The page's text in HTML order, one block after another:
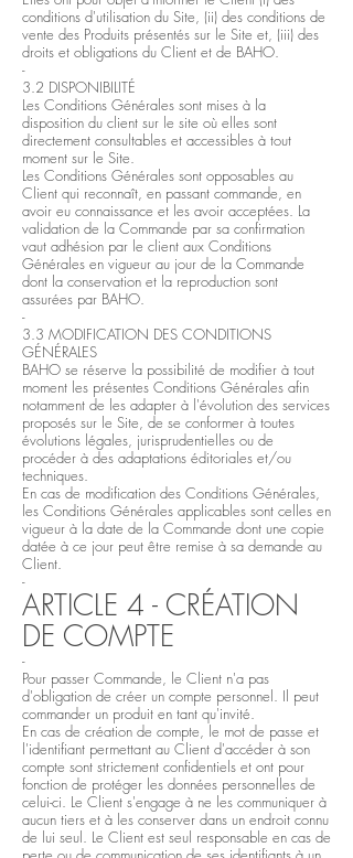
conditions d'utilisation du Site, (ii) des conditions de
vente des Produits présentés sur le Site et, (iii) des
droits et obligations du Client et de BAHO.
-
3.2 DISPONIBILITÉ
Les Conditions Générales sont mises à la
disposition du client sur le site où elles sont
directement consultables et accessibles à tout
moment sur le Site.
Les Conditions Générales sont opposables au
Client qui reconnaît, en passant commande, en
avoir eu connaissance et les avoir acceptées. La
validation de la Commande par sa confirmation
vaut adhésion par le client aux Conditions
Générales en vigueur au jour de la Commande
dont la conservation et la reproduction sont
assurées par BAHO.
-
3.3 MODIFICATION DES CONDITIONS
GÉNÉRALES
BAHO se réserve la possibilité de modifier à tout
moment les présentes Conditions Générales afin
notamment de les adapter à l'évolution des services
proposés sur le Site, de se conformer à toutes
évolutions légales, jurisprudentielles ou de
procéder à des adaptations éditoriales et/ou
techniques.
En cas de modification des Conditions Générales,
les Conditions Générales applicables sont celles en
vigueur à la date de la Commande dont une copie
datée à ce jour peut être remise à sa demande au
Client.
-
ARTICLE 4 - CRÉATION
DE COMPTE
-
Pour passer Commande, le Client n'a pas
d'obligation de créer un compte personnel. Il peut
commander un produit en tant qu'invité.
En cas de création de compte, le mot de passe et
l'identifiant permettant au Client d'accéder à son
compte sont strictement confidentiels et ont pour
fonction de protéger les données personnelles de
celui-ci. Le Client s'engage à ne les communiquer à
aucun tiers et à les conserver dans un endroit connu
de lui seul. Le Client est seul responsable en cas de